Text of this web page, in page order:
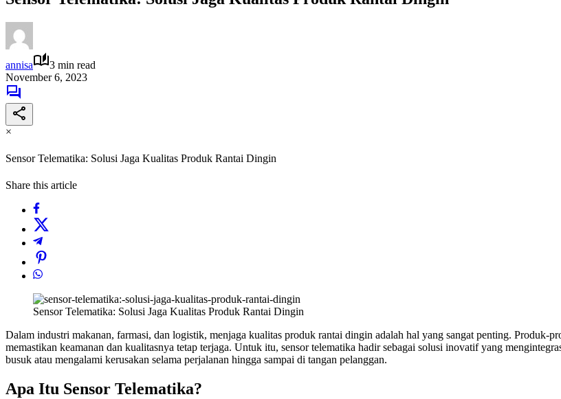
annisa
3 min read
November 6, 2023
×
Sensor Telematika: Solusi Jaga Kualitas Produk Rantai Dingin
Share this article
Sensor Telematika: Solusi Jaga Kualitas Produk Rantai Dingin
Dalam industri makanan, farmasi, dan logistik, menjaga kualitas produk rantai dingin adalah hal yang sangat penting. Produk-
memastikan keamanan dan kualitasnya tetap terjaga. Untuk itu, sensor telematika hadir sebagai solusi inovatif yang
busuk atau mengalami kerusakan selama perjalanan hingga sampai di tangan pelanggan.
Apa Itu Sensor Telematika?